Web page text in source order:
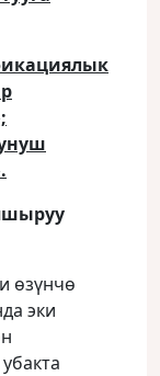
өзүнчө
эки